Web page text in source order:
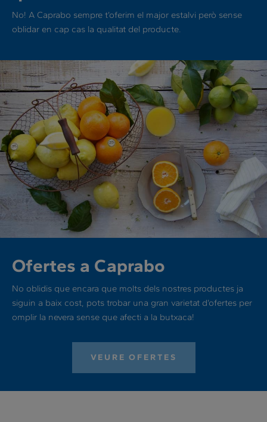
No! A Caprabo sempre t’oferim el major estalvi però sense
oblidar en cap cas la qualitat del producte.
Ofertes a Caprabo
No oblidis que encara que molts dels nostres productes ja
siguin a baix cost, pots trobar una gran varietat d’ofertes per
omplir la nevera sense que afecti a la butxaca!
VEURE OFERTES